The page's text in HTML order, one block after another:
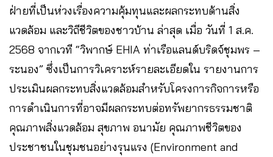
ฝ่ายที่เป็นห่วงเรื่องความคุ้มทุนและผลกระทบด้านสิ่ง
แวดล้อม และวิถีชีวิตของชาวบ้าน ล่าสุด ​เมื่อ วันที่ 1 ส.ค.
2568 จากเวที “วิพากษ์ EHIA ท่าเรือแลนด์บริดจ์ชุมพร –
ระนอง” ซึ่งเป็นการวิเคราะห์รายละเอียดใน รายงานการ
ประเมินผลกระทบสิ่งแวดล้อมสำหรับโครงการกิจการหรือ
การดำเนินการที่อาจมีผลกระทบต่อทรัพยากรธรรมชาติ
คุณภาพสิ่งแวดล้อม สุขภาพ อนามัย คุณภาพชีวิตของ
ประชาชนในชุมชนอย่างรุนแรง (Environment and